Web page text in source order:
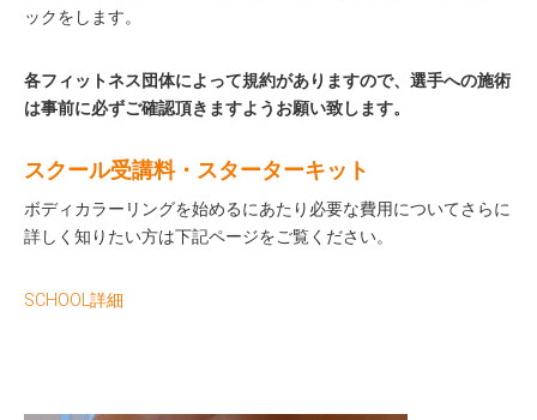
ックをします。
各フィットネス団体によって規約がありますので、選手への施術
は事前に必ずご確認頂きますようお願い致します。
スクール受講料・スターターキット
ボディカラーリングを始めるにあたり必要な費用についてさらに
詳しく知りたい方は下記ページをご覧ください。
SCHOOL詳細